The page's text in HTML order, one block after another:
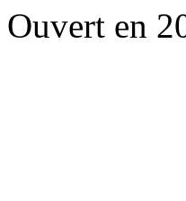
Ouvert en